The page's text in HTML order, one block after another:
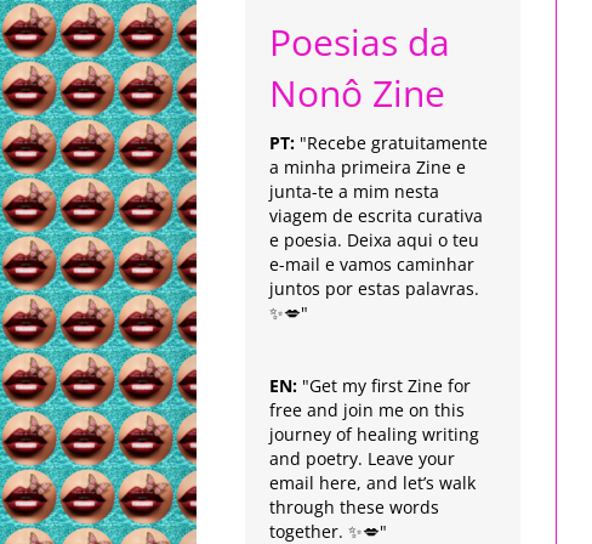
Poesias da
Nonô Zine
PT: "Recebe gratuitamente
a minha primeira Zine e
junta-te a mim nesta
viagem de escrita curativa
e poesia. Deixa aqui o teu
e-mail e vamos caminhar
juntos por estas palavras.
✨💋"
EN: "Get my first Zine for
free and join me on this
journey of healing writing
and poetry. Leave your
email here, and let’s walk
through these words
together. ✨💋"